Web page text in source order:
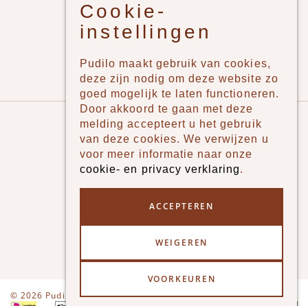
Jongens
Meisjes
Merken
Pudilo
Over ons
Algemene voorwaarden
Klantenservice - Ruilen & Retourneren
© 2026 Pudilo DisclaimerPrivacy
Cookie-
instellingen
Pudilo maakt gebruik van cookies,
deze zijn nodig om deze website zo
goed mogelijk te laten functioneren.
Door akkoord te gaan met deze
melding accepteert u het gebruik
van deze cookies. We verwijzen u
voor meer informatie naar onze
cookie- en privacy verklaring.
ACCEPTEREN
WEIGEREN
VOORKEUREN